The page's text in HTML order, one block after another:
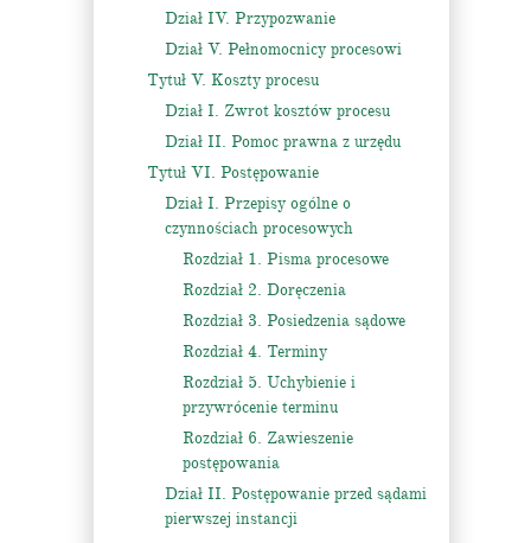
Dział IV. Przypozwanie
Dział V. Pełnomocnicy procesowi
Tytuł V. Koszty procesu
Dział I. Zwrot kosztów procesu
Dział II. Pomoc prawna z urzędu
Tytuł VI. Postępowanie
Dział I. Przepisy ogólne o
czynnościach procesowych
Rozdział 1. Pisma procesowe
Rozdział 2. Doręczenia
Rozdział 3. Posiedzenia sądowe
Rozdział 4. Terminy
Rozdział 5. Uchybienie i
przywrócenie terminu
Rozdział 6. Zawieszenie
postępowania
Dział II. Postępowanie przed sądami
pierwszej instancji